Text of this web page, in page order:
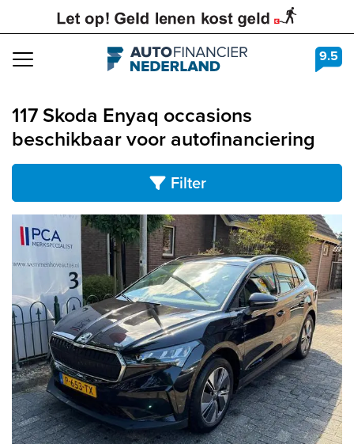
Navigation 9.5
117 Skoda Enyaq occasions
beschikbaar voor autofinanciering
Filter